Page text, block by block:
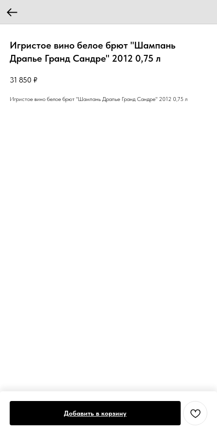
Игристое вино белое брют "Шампань
Драпье Гранд Сандре" 2012 0,75 л
31 850 ₽
Добавить в корзину
Игристое вино белое брют "Шампань Драпье Гранд Сандре" 2012 0,75 л